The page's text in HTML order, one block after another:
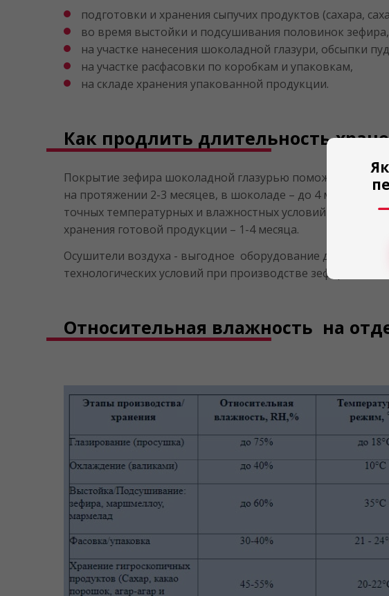
подготовки и хранения сыпучих продуктов (сахара,
во время выстойки и подсушивания половинок зефира,
на участке нанесения шоколадной глазури, обсыпки
на участке расфасовки по коробкам и упаковкам,
на складе хранения упакованной продукции.
Как продлить длительность
Покрытие зефира шоколадной глазурью поможет
на протяжении 2-3 месяцев, в шоколаде – до 4 месяцев.
точных температурных и влажностных условий в
хранения готовой продукции – 1-4 месяца.
Осушители воздуха - выгодное оборудование для
технологических условий при производстве зефира.
Относительная влажность на